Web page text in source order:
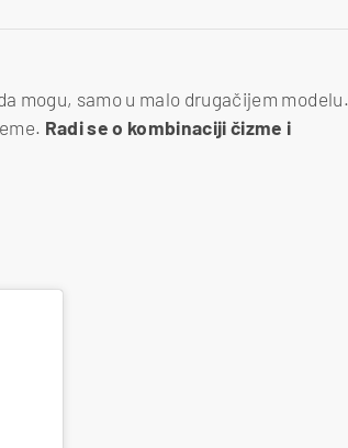
mogu, samo u malo drugačijem modelu.
Radi se o kombinaciji čizme i